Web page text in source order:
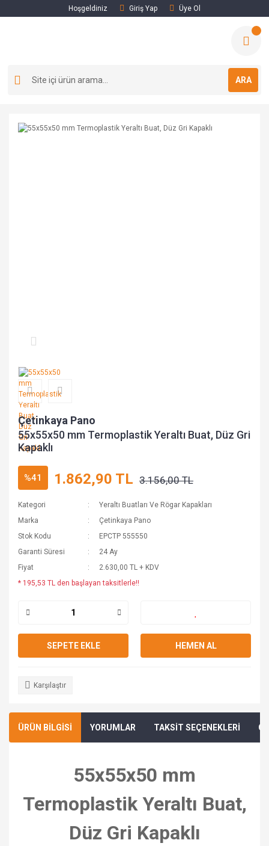
Hoşgeldiniz Giriş Yap Üye Ol
ARA
Çetinkaya Pano
55x55x50 mm Termoplastik Yeraltı Buat, Düz Gri
Kapaklı
%41 1.862,90 TL 3.156,00 TL
Kategori
Yeraltı Buatları Ve Rögar Kapakları
Marka
Çetinkaya Pano
Stok Kodu
EPCTP 555550
Garanti Süresi
24 Ay
Fiyat
2.630,00 TL + KDV
* 195,53 TL den başlayan taksitlerle!!
SEPETE EKLE HEMEN AL
Karşılaştır
ÜRÜN BİLGİSİ YORUMLAR TAKSİT SEÇENEKLERİ
55x55x50 mm
Termoplastik Yeraltı Buat,
Düz Gri Kapaklı